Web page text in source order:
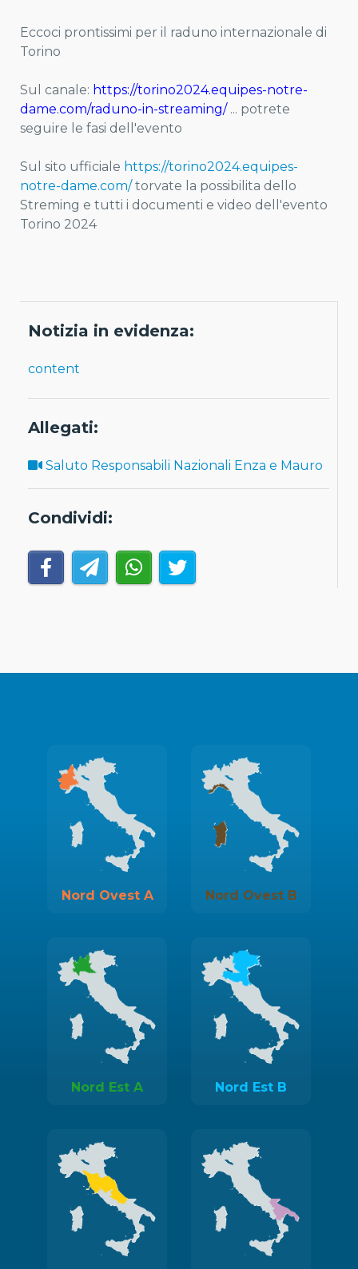
Notizia in evidenza:
content
Allegati:
Saluto Responsabili Nazionali Enza e Mauro
Condividi:
Eccoci prontissimi per il raduno internazionale di
Torino
Sul canale: https://torino2024.equipes-notre-
dame.com/raduno-in-streaming/... potrete
seguire le fasi dell'evento
Sul sito ufficiale https://torino2024.equipes-
notre-dame.com/torvate la possibilita dello
Streming e tutti i documenti e video dell'evento
Torino 2024
Nord Ovest A Nord Ovest B
Nord Est A Nord Est B